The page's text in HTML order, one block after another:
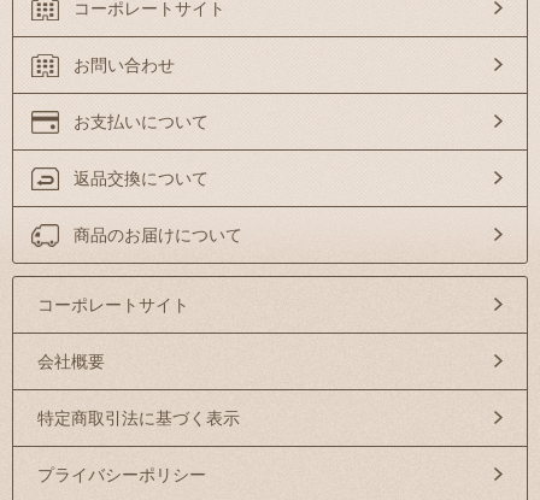
コーポレートサイト
お問い合わせ
お支払いについて
返品交換について
商品のお届けについて
コーポレートサイト
会社概要
特定商取引法に基づく表示
プライバシーポリシー